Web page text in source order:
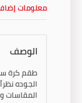
معلومات
الوصف
طقم كرة
الجوده
المقاسات